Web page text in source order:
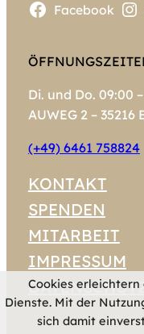
Facebook
Di. und Do. 09:00
AUWEG 2 – 35216
(+49) 6461 758824
KONTAKT
SPENDEN
MITARBEIT
IMPRESSUM
Cookies
Dienste. Mit der
sich damit